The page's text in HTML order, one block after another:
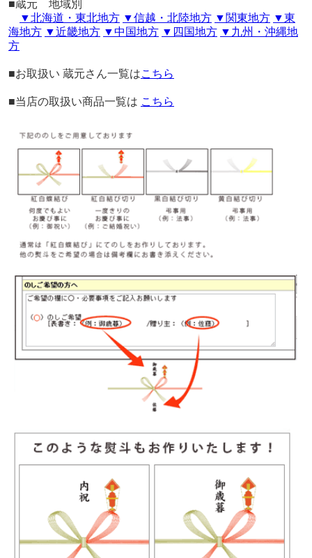
■蔵元 地域別
▼北海道・東北地方 ▼信越・北陸地方 ▼関東地方 ▼東
海地方 ▼近畿地方 ▼中国地方 ▼四国地方 ▼九州・沖縄地
方
■お取扱い 蔵元さん一覧はこちら
■当店の取扱い商品一覧は こちら